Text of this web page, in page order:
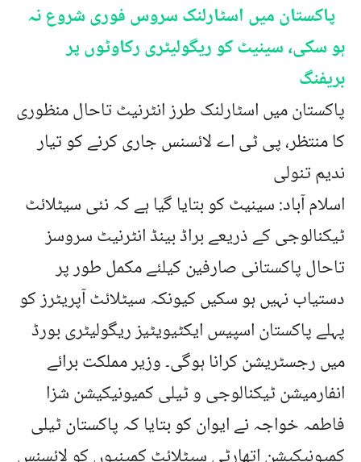
پاکستان میں اسٹارلنک سروس فوری شروع نہ
ہو سکی، سینیٹ کو ریگولیٹری رکاوٹوں پر
بریفنگ
پاکستان میں اسٹارلنک طرز انٹرنیٹ تاحال منظوری
کا منتظر، پی ٹی اے لائسنس جاری کرنے کو تیار
ندیم تنولی
اسلام آباد: سینیٹ کو بتایا گیا ہے کہ نئی سیٹلائٹ
ٹیکنالوجی کے ذریعے براڈ بینڈ انٹرنیٹ سروسز
تاحال پاکستانی صارفین کیلئے مکمل طور پر
دستیاب نہیں ہو سکیں کیونکہ سیٹلائٹ آپریٹرز کو
پہلے پاکستان اسپیس ایکٹیویٹیز ریگولیٹری بورڈ
میں رجسٹریشن کرانا ہوگی۔ وزیر مملکت برائے
انفارمیشن ٹیکنالوجی و ٹیلی کمیونیکیشن شزا
فاطمہ خواجہ نے ایوان کو بتایا کہ پاکستان ٹیلی